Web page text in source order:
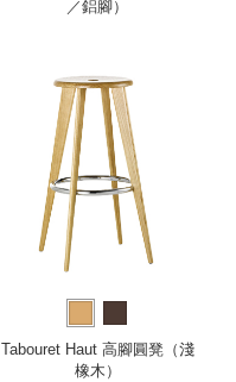
／鋁腳）
Tabouret Haut 高腳圓凳（淺
橡木）